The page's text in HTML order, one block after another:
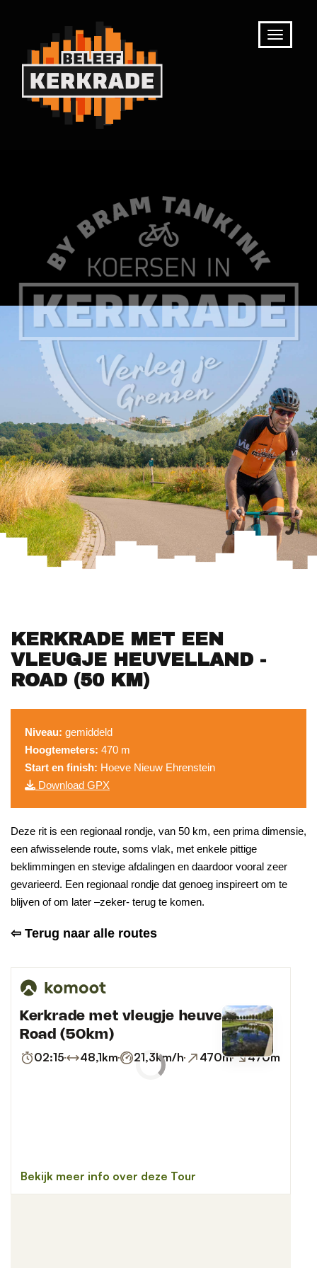
KERKRADE MET EEN
VLEUGJE HEUVELLAND -
ROAD (50 KM)
Niveau: gemiddeld
Hoogtemeters: 470 m
Start en finish: Hoeve Nieuw Ehrenstein
Download GPX
Deze rit is een regionaal rondje, van 50 km, een prima dimensie,
een afwisselende route, soms vlak, met enkele pittige
beklimmingen en stevige afdalingen en daardoor vooral zeer
gevarieerd. Een regionaal rondje dat genoeg inspireert om te
blijven of om later –zeker- terug te komen.
⇦ Terug naar alle routes